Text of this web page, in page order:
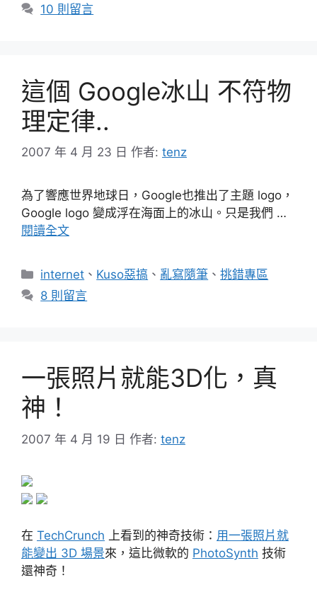
10 則留言
這個 Google冰山 不符物
理定律..
2007 年 4 月 23 日 作者: tenz
為了響應世界地球日，Google也推出了主題 logo，
Google logo 變成浮在海面上的冰山。只是我們 …
閱讀全文
分
類
internet 、 Kuso惡搞 、 亂寫隨筆 、挑錯專區
8 則留言
一張照片就能3D化，真
神！
2007 年 4 月 19 日 作者: tenz
在 TechCrunch 上看到的神奇技術： 用一張照片就
能變出 3D 場景來，這比微軟的 PhotoSynth 技術
還神奇！